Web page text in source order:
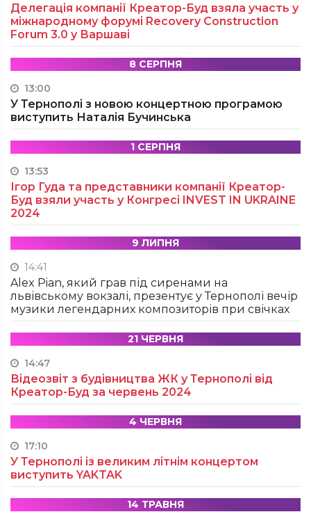
Делегація компанії Креатор-Буд взяла участь у
міжнародному форумі Recovery Construction
Forum 3.0 у Варшаві
8 СЕРПНЯ
13:00
У Тернополі з новою концертною програмою
виступить Наталія Бучинська
1 СЕРПНЯ
13:53
Ігор Гуда та представники компанії Креатор-
Буд взяли участь у Конгресі INVEST IN UKRAINE
2024
9 ЛИПНЯ
14:41
Alex Pian, який грав під сиренами на
львівському вокзалі, презентує у Тернополі вечір
музики легендарних композиторів при свічках
21 ЧЕРВНЯ
14:47
Відеозвіт з будівництва ЖК у Тернополі від
Креатор-Буд за червень 2024
4 ЧЕРВНЯ
17:10
У Тернополі із великим літнім концертом
виступить YAKTAK
14 ТРАВНЯ